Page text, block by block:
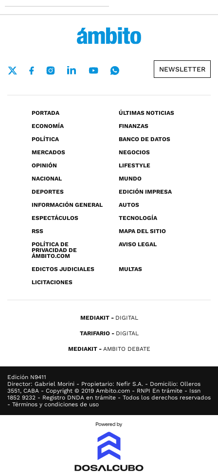
NEWSLETTER
PORTADA
ÚLTIMAS NOTICIAS
ECONOMÍA
FINANZAS
POLÍTICA
BANCO DE DATOS
MERCADOS
NEGOCIOS
OPINIÓN
LIFESTYLE
NACIONAL
MUNDO
DEPORTES
EDICIÓN IMPRESA
INFORMACIÓN GENERAL
AUTOS
ESPECTÁCULOS
TECNOLOGÍA
RSS
MAPA DEL SITIO
POLÍTICA DE
PRIVACIDAD DE
ÁMBITO.COM
AVISO LEGAL
EDICTOS JUDICIALES
MULTAS
LICITACIONES
MEDIAKIT DIGITAL
TARIFARIO DIGITAL
MEDIAKIT AMBITO DEBATE
Edición N9411
Director: Gabriel Morini - Propietario: Nefir S.A. - Domicilio: Olleros
3551, CABA - Copyright © 2019 Ambito.com - RNPI En trámite - Issn
1852 9232 - Registro DNDA en trámite - Todos los derechos reservados
- Términos y condiciones de uso